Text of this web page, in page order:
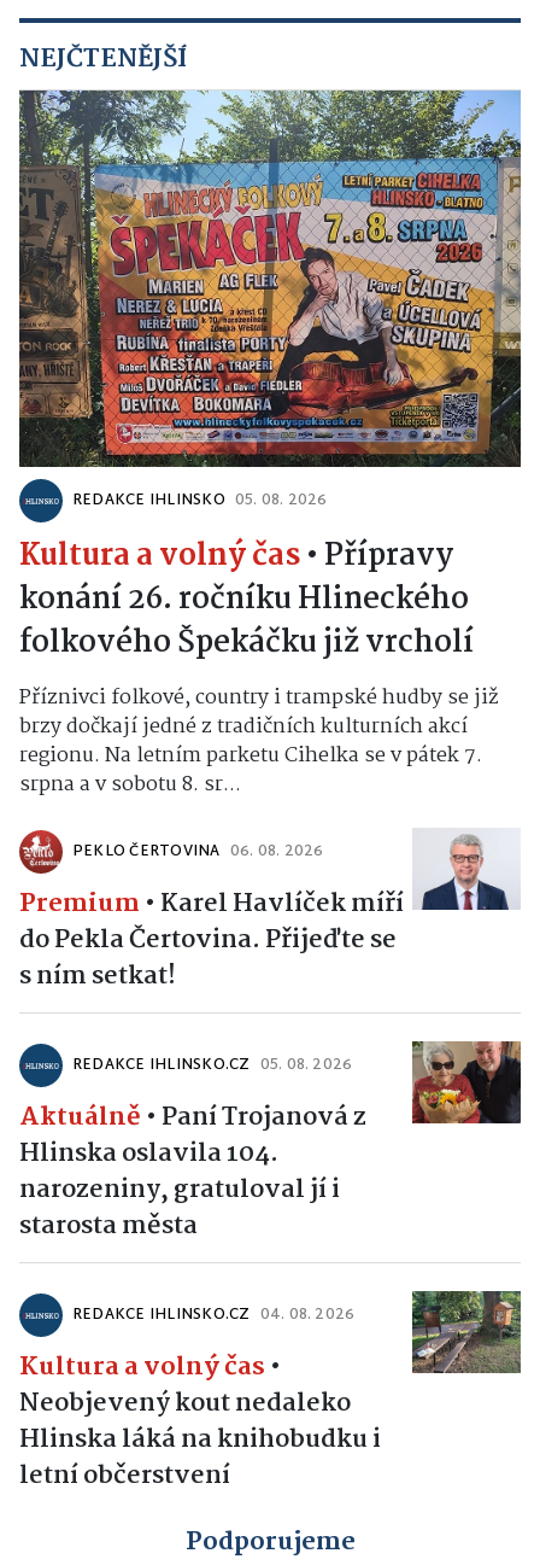
NEJČTENĚJŠÍ
REDAKCE IHLINSKO 05. 08. 2026
Kultura a volný čas• Přípravy
konání 26. ročníku Hlineckého
folkového Špekáčku již vrcholí
Příznivci folkové, country i trampské hudby se již
brzy dočkají jedné z tradičních kulturních akcí
regionu. Na letním parketu Cihelka se v pátek 7.
srpna a v sobotu 8. sr...
PEKLO ČERTOVINA 06. 08. 2026
Premium • Karel Havlíček míří
do Pekla Čertovina. Přijeďte se
s ním setkat!
REDAKCE IHLINSKO.CZ 05. 08. 2026
Aktuálně • Paní Trojanová z
Hlinska oslavila 104.
narozeniny, gratuloval jí i
starosta města
REDAKCE IHLINSKO.CZ 04. 08. 2026
Kultura a volný čas •
Neobjevený kout nedaleko
Hlinska láká na knihobudku i
letní občerstvení
Podporujeme